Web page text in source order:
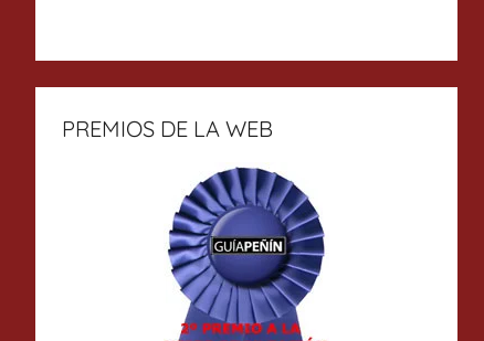
PREMIOS DE LA WEB